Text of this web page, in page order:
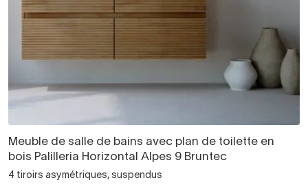
Meuble de salle de bains avec plan de toilette en
bois Palilleria Horizontal Alpes 9 Bruntec
4 tiroirs asymétriques, suspendus